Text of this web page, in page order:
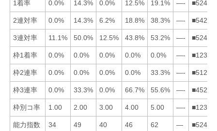
1着率 0.0% 14.3% 0.0% 12.5% 19.1% —-
2連対率 0.0% 14.3% 6.2% 18.8% 38.3% —-
3連対率 11.1% 50.0% 12.5% 43.8% 53.2% —-
枠1着率 0.0% 0.0% 0.0% 0.0% 0.0% —-
枠2連率 0.0% 0.0% 0.0% 0.0% 33.3% —-
枠3連率 0.0% 33.3% 0.0% 66.7% 55.6% —-
枠別コ率 1.00 2.00 3.00 4.00 5.00 —-
能力指数 34 49 40 46 62 —